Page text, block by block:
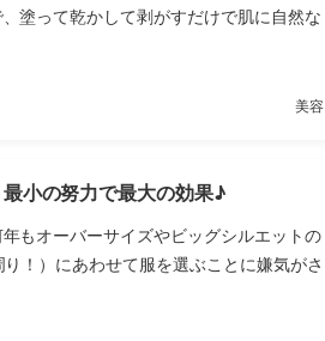
塗って乾かして剥がすだけで肌に自然な
美容
小の努力で最大の効果♪
もオーバーサイズやビッグシルエットの
！）にあわせて服を選ぶことに嫌気がさ